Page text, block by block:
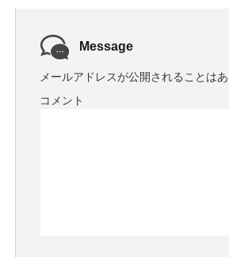
Message
メールアドレスが公開されることはあ
コメント